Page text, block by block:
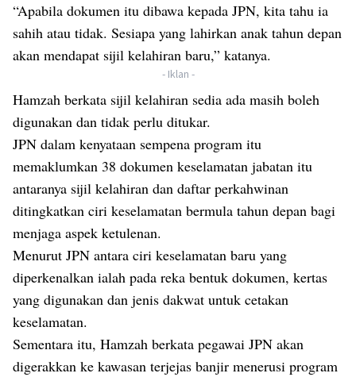
“Apabila dokumen itu dibawa kepada JPN, kita tahu ia
sahih atau tidak. Sesiapa yang lahirkan anak tahun depan
akan mendapat sijil kelahiran baru,” katanya.
- Iklan -
Hamzah berkata sijil kelahiran sedia ada masih boleh
digunakan dan tidak perlu ditukar.
JPN dalam kenyataan sempena program itu
memaklumkan 38 dokumen keselamatan jabatan itu
antaranya sijil kelahiran dan daftar perkahwinan
ditingkatkan ciri keselamatan bermula tahun depan bagi
menjaga aspek ketulenan.
Menurut JPN antara ciri keselamatan baru yang
diperkenalkan ialah pada reka bentuk dokumen, kertas
yang digunakan dan jenis dakwat untuk cetakan
keselamatan.
Sementara itu, Hamzah berkata pegawai JPN akan
digerakkan ke kawasan terjejas banjir menerusi program